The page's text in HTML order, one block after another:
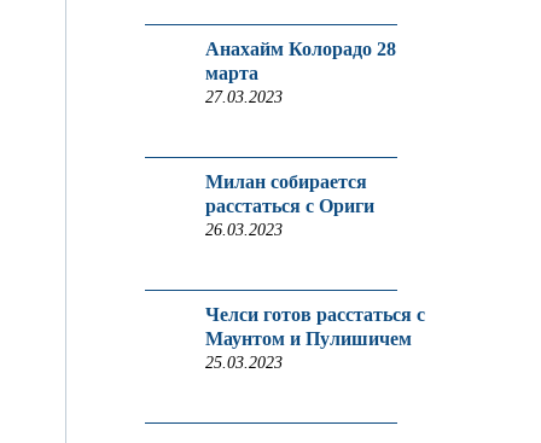
Анахайм Колорадо 28
марта
27.03.2023
Милан собирается
расстаться с Ориги
26.03.2023
Челси готов расстаться с
Маунтом и Пулишичем
25.03.2023